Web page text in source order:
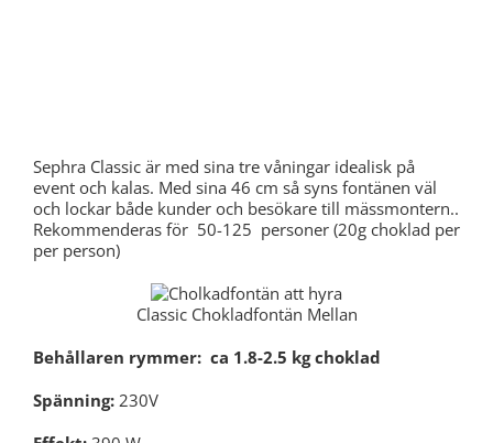
Sephra Classic är med sina tre våningar idealisk på
event och kalas. Med sina 46 cm så syns fontänen väl
och lockar både kunder och besökare till mässmontern..
Rekommenderas för 50-125 personer (20g choklad per
per person)
Classic Chokladfontän Mellan
Behållaren rymmer: ca 1.8-2.5 kg choklad
Spänning: 230V